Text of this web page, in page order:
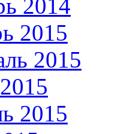
2014
2015
2015
2015